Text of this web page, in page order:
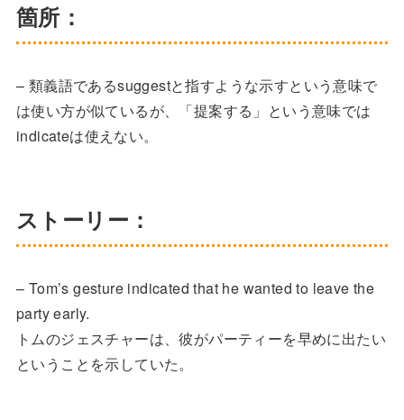
箇所：
– 類義語であるsuggestと指すような示すという意味で
は使い方が似ているが、「提案する」という意味では
indicateは使えない。
ストーリー：
– Tom’s gesture indicated that he wanted to leave the
party early.
トムのジェスチャーは、彼がパーティーを早めに出たい
ということを示していた。